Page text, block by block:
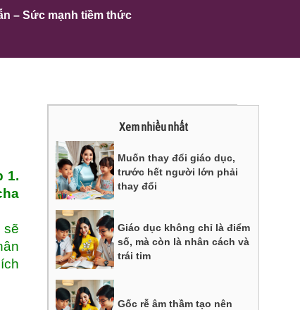
– Sức mạnh tiềm thức
1.
sẽ
Xem nhiều nhất
Muốn thay đổi giáo dục,
trước hết người lớn phải
thay đổi
Giáo dục không chỉ là điểm
số, mà còn là nhân cách và
trái tim
Gốc rễ âm thầm tạo nên